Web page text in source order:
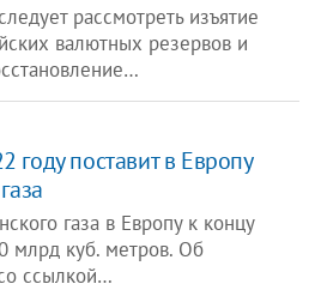
рассмотреть изъятие
валютных резервов и
году поставит в Европу
газа в Европу к концу
млрд куб. метров. Об
ссылкой…